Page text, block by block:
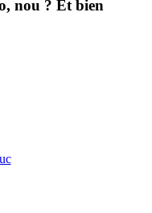
nou ? Et bien